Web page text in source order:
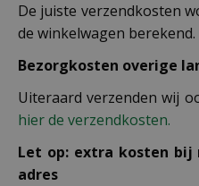
De juiste verzendkosten
de winkelwagen berekend.
Bezorgkosten overige
Uiteraard verzenden wij
hier de verzendkosten.
Let op: extra kosten
adres